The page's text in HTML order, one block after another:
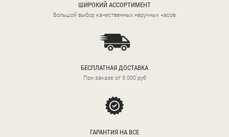
ШИРОКИЙ АССОРТИМЕНТ
Большой выбор качественных наручных часов
БЕСПЛАТНАЯ ДОСТАВКА
При заказе от 5 000 руб
ГАРАНТИЯ НА ВСЕ